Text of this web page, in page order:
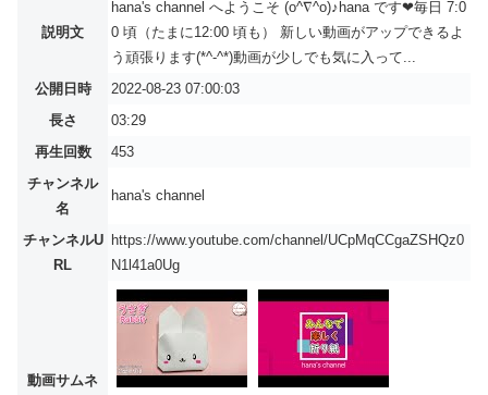
説明文
hana's channel へようこそ (o^∇^o)♪hana です❤毎日 7:0
0 頃（たまに12:00 頃も） 新しい動画がアップできるよ
う頑張ります(*^-^*)動画が少しでも気に入って...
公開日時
2022-08-23 07:00:03
長さ
03:29
再生回数
453
チャンネル
名
hana's channel
チャンネルU
RL
https://www.youtube.com/channel/UCpMqCCgaZSHQz0
N1l41a0Ug
動画サムネ